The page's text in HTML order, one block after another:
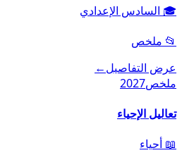
🎓 السادس الإعدادي
📂 ملخص
عرض التفاصيل←
ملخص2027
تعاليل الإحياء
📖 أحياء